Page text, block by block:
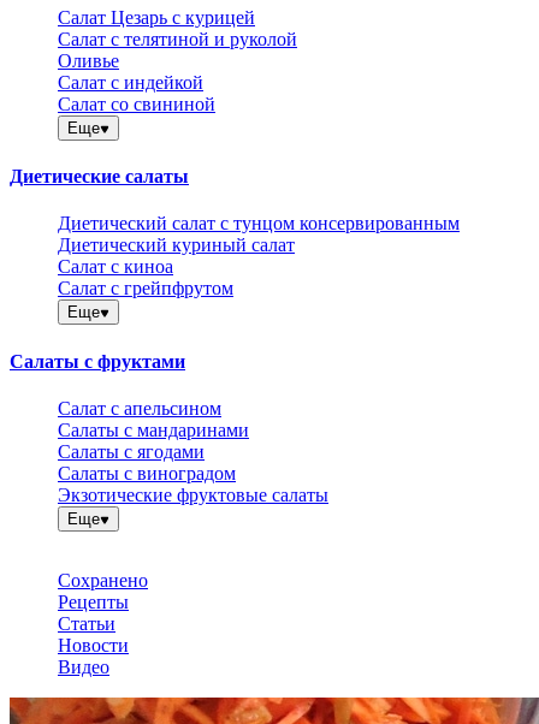
Салат Цезарь с курицей
Салат с телятиной и руколой
Оливье
Салат с индейкой
Салат со свининой
Еще
Диетические салаты
Диетический салат с тунцом консервированным
Диетический куриный салат
Салат с киноа
Салат с грейпфрутом
Еще
Салаты с фруктами
Салат с апельсином
Салаты с мандаринами
Салаты с ягодами
Салаты с виноградом
Экзотические фруктовые салаты
Еще
Сохранено
Рецепты
Статьи
Новости
Видео